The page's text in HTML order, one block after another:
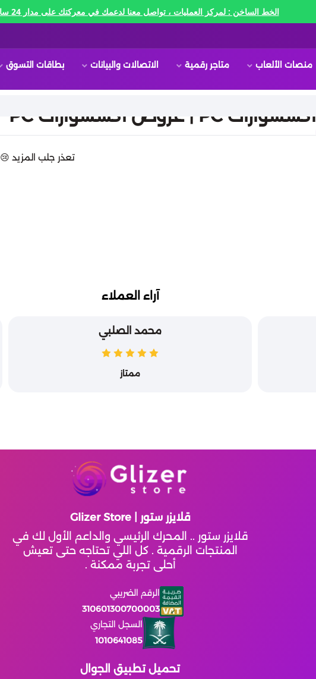
الخط الساخن : لمركز العمليات ، تواصل معنا لدعمك في معركتك على مدار 24 ساعه🔥
منصات الألعاب متاجر رقمية الاتصالات والبيانات بطاقات التسوق
اكسسوارات PC | عروض اكسسوارات PC
تعذر جلب المزيد 😢
آراء العملاء
ممتاز
محمد الصلبي
قلايزر ستور | Glizer Store
قلايزر ستور .. المحرك الرئيسي والداعم الأول لك في
المنتجات الرقمية . كل اللي تحتاجه حتى تعيش
أحلى تجربة ممكنة .
الرقم الضريبي
310601300700003
السجل التجاري
1010641085
تحميل تطبيق الجوال